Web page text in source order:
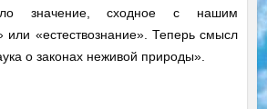
значение, сходное с нашим
или «естествознание». Теперь смысл
о законах неживой природы».